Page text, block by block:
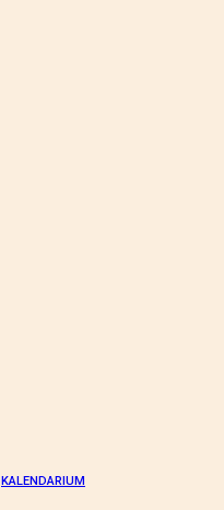
KALENDARIUM